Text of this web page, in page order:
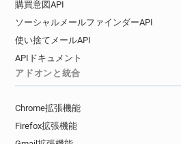
購買意図API
ソーシャルメールファインダーAPI
使い捨てメールAPI
APIドキュメント
アドオンと統合
Chrome拡張機能
Firefox拡張機能